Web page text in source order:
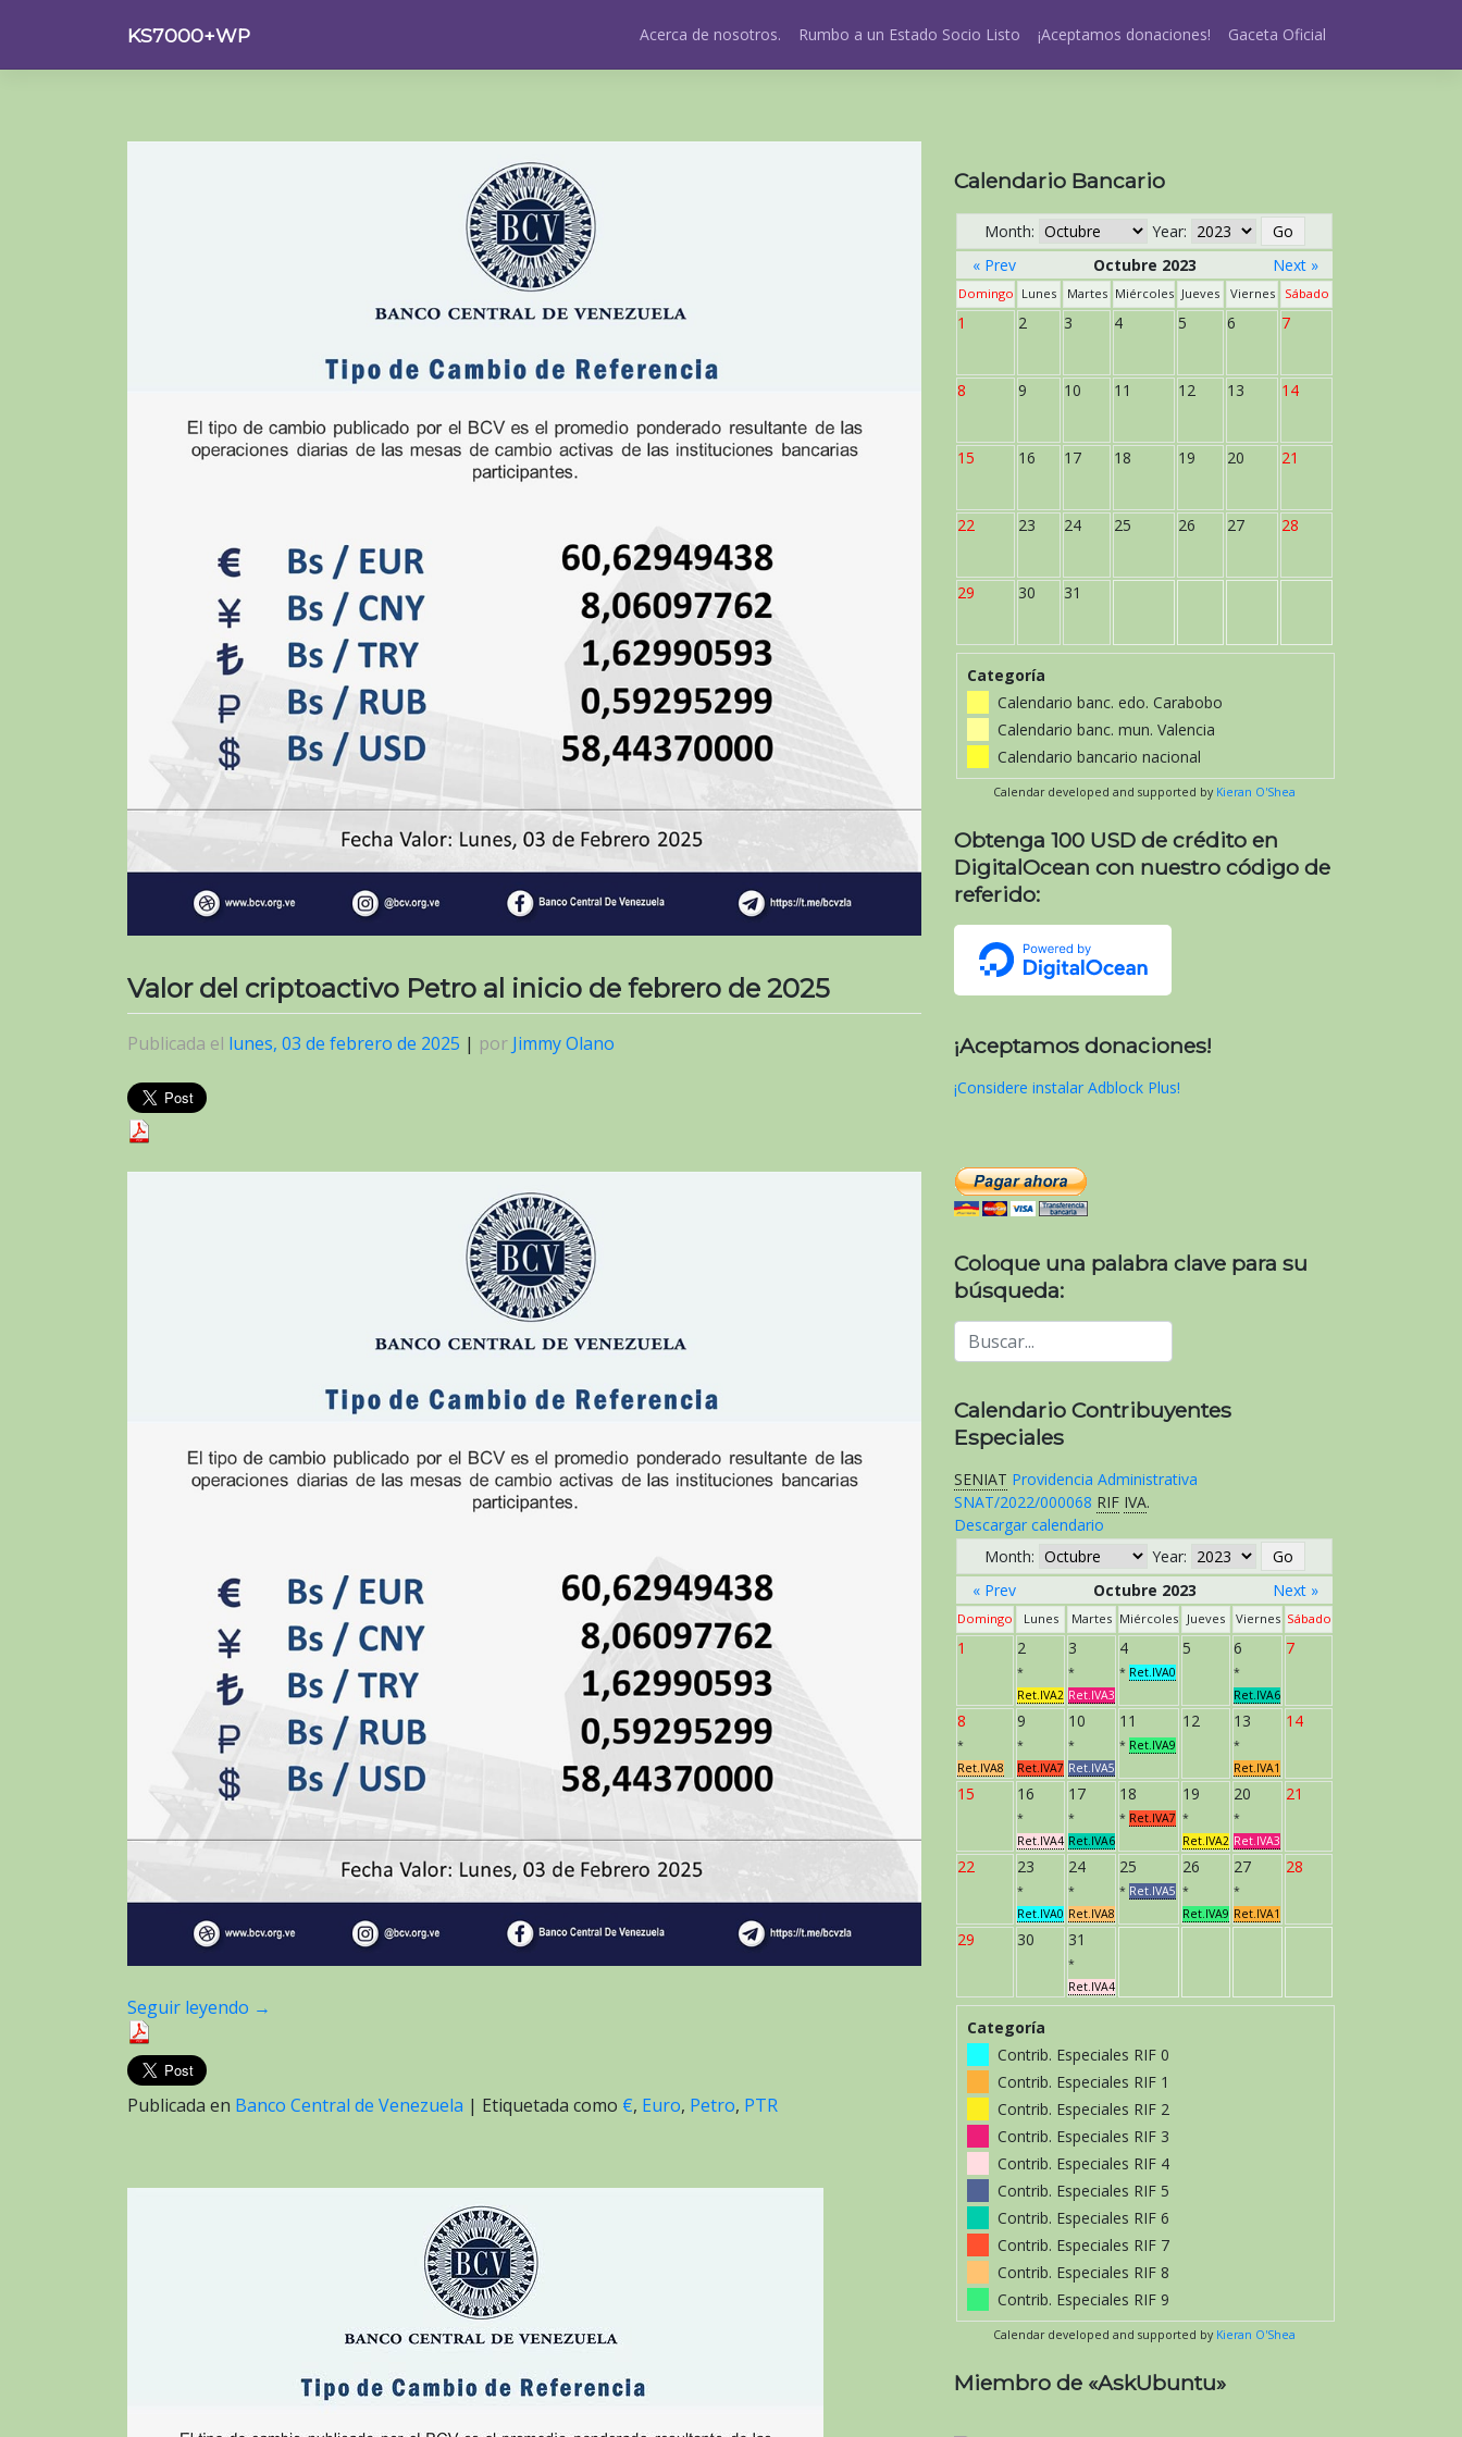
contenido
KS7000+WP Acerca de nosotros. Rumbo a un Estado Socio Listo ¡Aceptamos donaciones! Gaceta Oficial
Valor del criptoactivo Petro al inicio de febrero de 2025
Publicada el lunes, 03 de febrero de 2025 | por Jimmy Olano
Seguir leyendo →
Publicada en Banco Central de Venezuela | Etiquetada como €, Euro, Petro, PTR
Calendario Bancario
Month:
Year:
« Prev
Octubre 2023 Next »
Domingo Lunes Martes Miércoles Jueves Viernes Sábado
1 2 3 4 5 6 7
8 9 10 11 12 13 14
15 16 17 18 19 20 21
22 23 24 25 26 27 28
29 30 31
Categoría
Calendario banc. edo. Carabobo
Calendario banc. mun. Valencia
Calendario bancario nacional
Calendar developed and supported by Kieran O'Shea
Obtenga 100 USD de crédito en
DigitalOcean con nuestro código de
referido:
¡Aceptamos donaciones!
¡Considere instalar Adblock Plus!
Coloque una palabra clave para su
búsqueda:
Calendario Contribuyentes
Especiales
SENIAT Providencia Administrativa
SNAT/2022/000068 RIF IVA.
Descargar calendario
Month:
Year:
« Prev
Octubre 2023 Next »
Domingo Lunes Martes Miércoles Jueves Viernes Sábado
1 2
*
Ret.IVA2
3
*
Ret.IVA3
4
* Ret.IVA0
5 6
*
Ret.IVA6
7
8
*
Ret.IVA8
9
*
Ret.IVA7
10
*
Ret.IVA5
11
* Ret.IVA9
12 13
*
Ret.IVA1
14
15 16
*
Ret.IVA4
17
*
Ret.IVA6
18
* Ret.IVA7
19
*
Ret.IVA2
20
*
Ret.IVA3
21
22 23
*
Ret.IVA0
24
*
Ret.IVA8
25
* Ret.IVA5
26
*
Ret.IVA9
27
*
Ret.IVA1
28
29 30 31
*
Ret.IVA4
Categoría
Contrib. Especiales RIF 0
Contrib. Especiales RIF 1
Contrib. Especiales RIF 2
Contrib. Especiales RIF 3
Contrib. Especiales RIF 4
Contrib. Especiales RIF 5
Contrib. Especiales RIF 6
Contrib. Especiales RIF 7
Contrib. Especiales RIF 8
Contrib. Especiales RIF 9
Calendar developed and supported by Kieran O'Shea
Miembro de «AskUbuntu»